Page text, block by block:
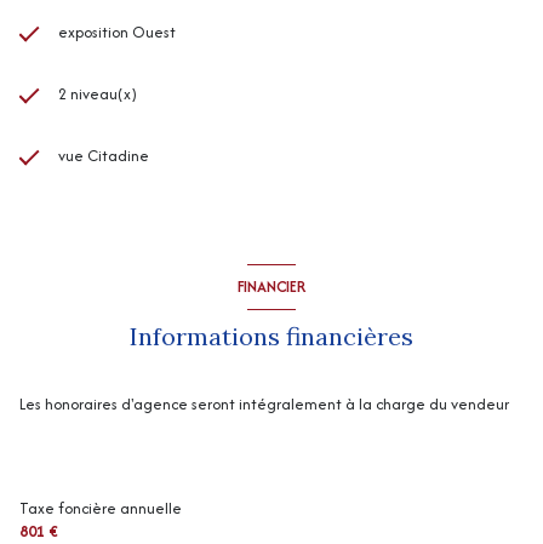
exposition Ouest
2 niveau(x)
vue Citadine
FINANCIER
Informations financières
Les honoraires d'agence seront intégralement à la charge du vendeur
Taxe foncière annuelle
801 €